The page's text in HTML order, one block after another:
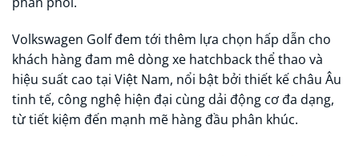
Volkswagen Golf đem tới thêm lựa chọn hấp dẫn cho
khách hàng đam mê dòng xe hatchback thể thao và
hiệu suất cao tại Việt Nam, nổi bật bởi thiết kế châu Âu
tinh tế, công nghệ hiện đại cùng dải động cơ đa dạng,
từ tiết kiệm đến mạnh mẽ hàng đầu phân khúc.